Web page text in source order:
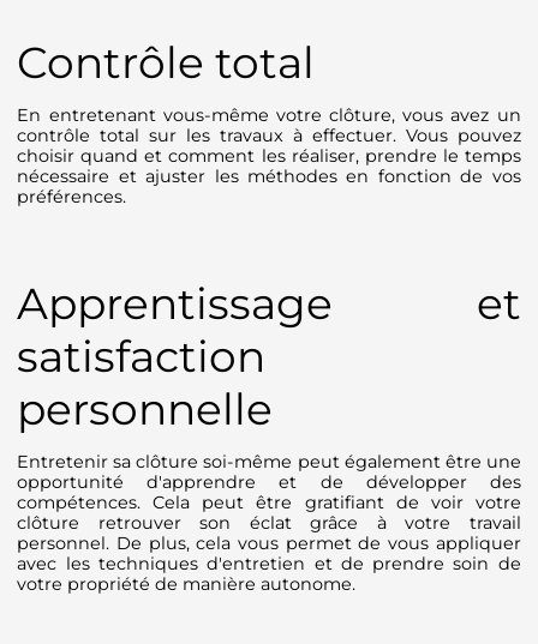
Contrôle total
En entretenant vous-même votre clôture, vous avez un
contrôle total sur les travaux à effectuer. Vous pouvez
choisir quand et comment les réaliser, prendre le temps
nécessaire et ajuster les méthodes en fonction de vos
préférences.
Apprentissage et
satisfaction
personnelle
Entretenir sa clôture soi-même peut également être une
opportunité d'apprendre et de développer des
compétences. Cela peut être gratifiant de voir votre
clôture retrouver son éclat grâce à votre travail
personnel. De plus, cela vous permet de vous appliquer
avec les techniques d'entretien et de prendre soin de
votre propriété de manière autonome.